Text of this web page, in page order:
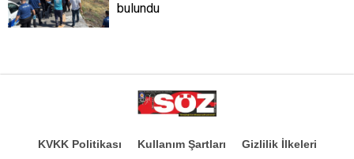
bulundu
KVKK Politikası Kullanım Şartları
Gizlilik İlkeleri